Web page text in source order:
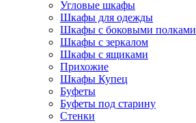
Угловые шкафы
Шкафы для одежды
Шкафы с боковыми полками
Шкафы с зеркалом
Шкафы с ящиками
Прихожие
Шкафы Купец
Буфеты
Буфеты под старину
Стенки